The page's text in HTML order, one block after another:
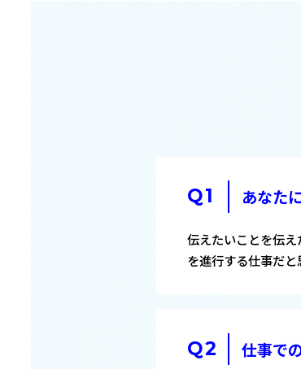
あなた
伝えたいことを伝
を進行する仕事だと
仕事で